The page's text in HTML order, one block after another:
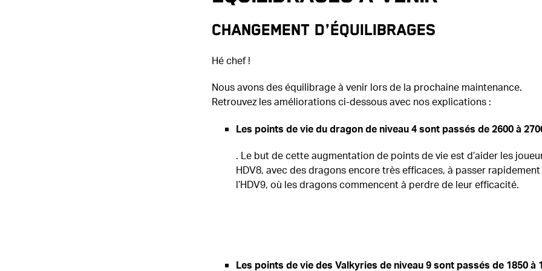
Changement d’équilibrages
Hé chef !
Nous avons des équilibrage à venir lors de la prochaine maintenance.
Retrouvez les améliorations ci-dessous avec nos explications :
Les points de vie du dragon de niveau 4 sont passés de 2600 à
. Le but de cette augmentation de points de vie est d’aider les
HDV8, avec des dragons encore très efficaces, à passer rapidement
l’HDV9, où les dragons commencent à perdre de leur efficacité.
Les points de vie des Valkyries de niveau 9 sont passés de 1850 à